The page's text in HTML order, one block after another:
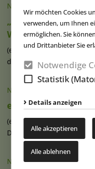
Wir möchten Cookies
verwenden, um Ihnen
ermöglichen. Sie
und Drittanbieter Sie
Notwendige
Statistik
Details anzeigen
Alle akzeptieren
Alle ablehnen
NACHRICHTEN
„Time Rider“:
Welt in Südkorea
(eap) Im
der neuen, 51 Meter
NACHRICHTEN
eye55: Dinner im
(eap) In einem der
Deutschlands, dem
NACHRICHTEN|14.09.2023